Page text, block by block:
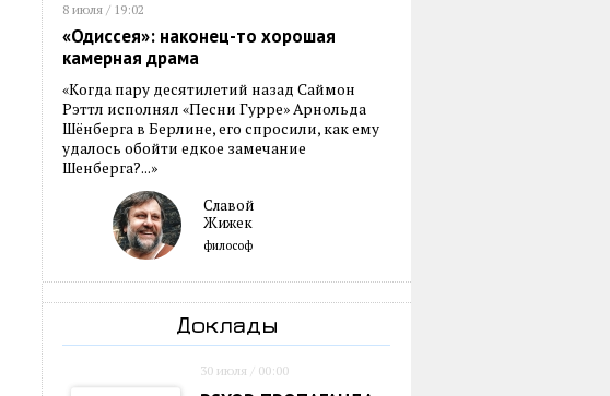
8 июля / 19:02
«Одиссея»: наконец-то хорошая
камерная драма
«Когда пару десятилетий назад Саймон
Рэттл исполнял «Песни Гурре» Арнольда
Шёнберга в Берлине, его спросили, как ему
удалось обойти едкое замечание
Шенберга?...»
Славой
Жижек
философ
Доклады
30 июля / 00:00